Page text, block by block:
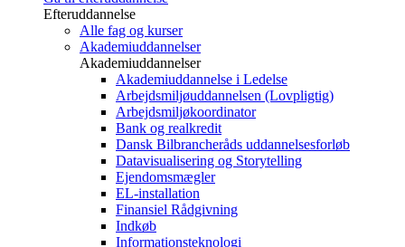
Efteruddannelse
Alle fag og kurser
Akademiuddannelser
Akademiuddannelser
Akademiuddannelse i Ledelse
Arbejdsmiljøuddannelsen (Lovpligtig)
Arbejdsmiljøkoordinator
Bank og realkredit
Dansk Bilbrancheråds uddannelsesforløb
Datavisualisering og Storytelling
Ejendomsmægler
EL-installation
Finansiel Rådgivning
Indkøb
Informationsteknologi